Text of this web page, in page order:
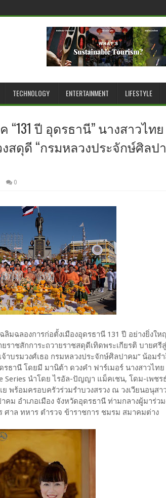
TECHNOLOGY ENTERTAINMENT LIFESTYLE
ปี อุดรธานี” นางสาวไทย
สดุดี “กรมหลวงประจักษ์ศิลป
0
มฉลองการก่อตั้งเมืองอุดรธานี 131 ปี อย่างยิ่งใ
าชสักการะถวายราชสดุดีเทิดพระเกียรติ บายศ
าบรมวงศ์เธอ กรมหลวงประจักษ์ศิลปาคม” น้อมร
ธานี โดยมี มานิต้า ดวงคำ ฟาร์เมอร์ นางสาวไท
Series นำโดย ไรอัล-ปัญญา แม็คเชน, โดม-เพชร
พร้อมครอบครัวร่วมรำบวงสรวง ณ วงเวียนอนุสา
คม อำเภอเมือง จังหวัดอุดรธานี ท่ามกลางผู้มาร่ว
ศาล ทหาร ตำรวจ ข้าราชการ ชมรม สมาคมต่าง